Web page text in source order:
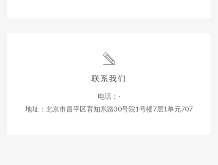
联系我们
电话：-
地址：北京市昌平区育知东路30号院1号楼7层1单元707